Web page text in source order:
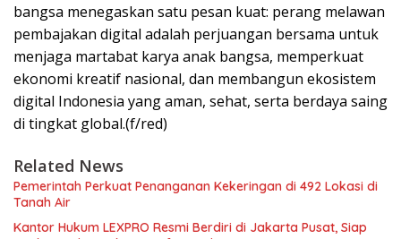
bangsa menegaskan satu pesan kuat: perang melawan
pembajakan digital adalah perjuangan bersama untuk
menjaga martabat karya anak bangsa, memperkuat
ekonomi kreatif nasional, dan membangun ekosistem
digital Indonesia yang aman, sehat, serta berdaya saing
di tingkat global.(f/red)
Related News
Pemerintah Perkuat Penanganan Kekeringan di 492 Lokasi di
Tanah Air
Kantor Hukum LEXPRO Resmi Berdiri di Jakarta Pusat, Siap